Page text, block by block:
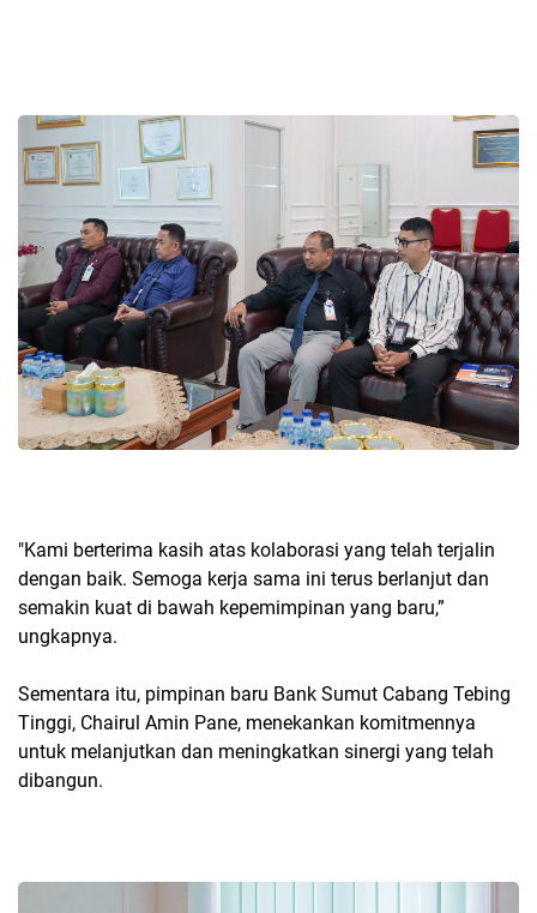
"Kami berterima kasih atas kolaborasi yang telah terjalin
dengan baik. Semoga kerja sama ini terus berlanjut dan
semakin kuat di bawah kepemimpinan yang baru,”
ungkapnya.
Sementara itu, pimpinan baru Bank Sumut Cabang Tebing
Tinggi, Chairul Amin Pane, menekankan komitmennya
untuk melanjutkan dan meningkatkan sinergi yang telah
dibangun.